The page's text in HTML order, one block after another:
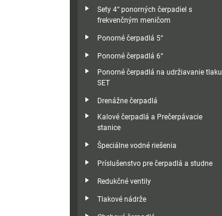
Sety 4“ ponorných čerpadiel s
frekvenčným meničom
Ponorné čerpadlá 5“
Ponorné čerpadlá 6“
Ponorné čerpadlá na udržiavanie tlaku
SET
Drenážne čerpadlá
Kalové čerpadlá a Prečerpávacie
stanice
Špeciálne vodné riešenia
Príslušenstvo pre čerpadlá a studne
Redukčné ventily
Tlakové nádrže